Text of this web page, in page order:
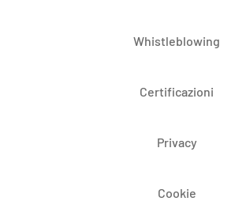
Whistleblowing
Certificazioni
Privacy
Cookie